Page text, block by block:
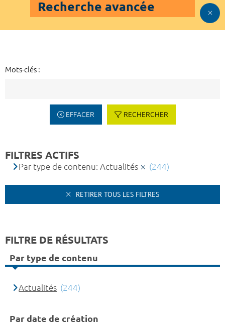
Recherche avancée
Mots-clés :
EFFACER RECHERCHER
FILTRES ACTIFS
Par type de contenu: Actualités (244)
RETIRER TOUS LES FILTRES
FILTRE DE RÉSULTATS
Par type de contenu
Actualités (244)
Par date de création